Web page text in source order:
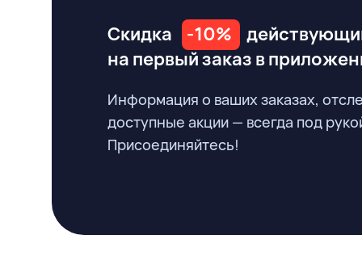
Скидка -10%
на первый заказ в
Информация о ваших заказах,
доступные акции — всегда под
Присоединяйтесь!